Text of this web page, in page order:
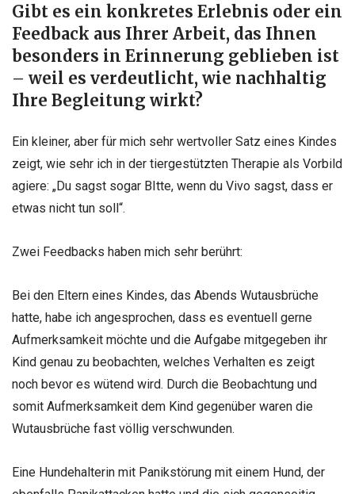
Gibt es ein konkretes Erlebnis oder ein
Feedback aus Ihrer Arbeit, das Ihnen
besonders in Erinnerung geblieben ist
– weil es verdeutlicht, wie nachhaltig
Ihre Begleitung wirkt?
Ein kleiner, aber für mich sehr wertvoller Satz eines Kindes
zeigt, wie sehr ich in der tiergestützten Therapie als Vorbild
agiere: „Du sagst sogar BItte, wenn du Vivo sagst, dass er
etwas nicht tun soll“.
Zwei Feedbacks haben mich sehr berührt:
Bei den Eltern eines Kindes, das Abends Wutausbrüche
hatte, habe ich angesprochen, dass es eventuell gerne
Aufmerksamkeit möchte und die Aufgabe mitgegeben ihr
Kind genau zu beobachten, welches Verhalten es zeigt
noch bevor es wütend wird. Durch die Beobachtung und
somit Aufmerksamkeit dem Kind gegenüber waren die
Wutausbrüche fast völlig verschwunden.
Eine Hundehalterin mit Panikstörung mit einem Hund, der